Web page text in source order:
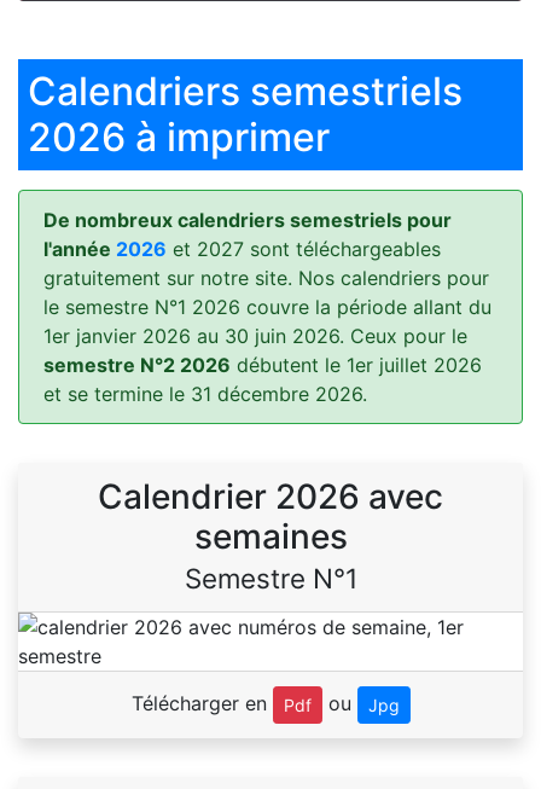
Calendriers semestriels
2026 à imprimer
De nombreux calendriers semestriels pour
l'année 2026 et 2027 sont téléchargeables
gratuitement sur notre site. Nos calendriers pour
le semestre N°1 2026 couvre la période allant du
1er janvier 2026 au 30 juin 2026. Ceux pour le
semestre N°2 2026 débutent le 1er juillet 2026
et se termine le 31 décembre 2026.
Calendrier 2026 avec
semaines
Semestre N°1
Télécharger en Pdf ou Jpg